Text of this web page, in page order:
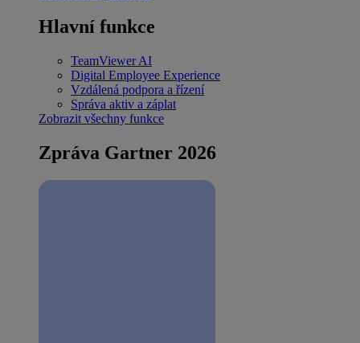
Hlavní funkce
TeamViewer AI
Digital Employee Experience
Vzdálená podpora a řízení
Správa aktiv a záplat
Zobrazit všechny funkce
Zpráva Gartner 2026